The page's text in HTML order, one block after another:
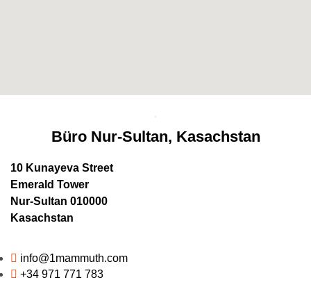
Büro Nur-Sultan, Kasachstan
10 Kunayeva Street
Emerald Tower
Nur-Sultan 010000
Kasachstan
info@1mammuth.com
+34 971 771 783